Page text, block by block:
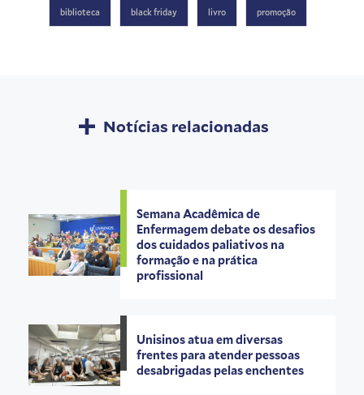
biblioteca black friday livro promoção
Notícias relacionadas
Semana Acadêmica de
Enfermagem debate os desafios
dos cuidados paliativos na
formação e na prática
profissional
Unisinos atua em diversas
frentes para atender pessoas
desabrigadas pelas enchentes